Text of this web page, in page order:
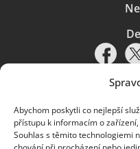
Abychom poskytli co nejlepší
přístupu k informacím o
Souhlas s těmito technologiemi
Pravidla používání|Ochrana
Deloitte.cz